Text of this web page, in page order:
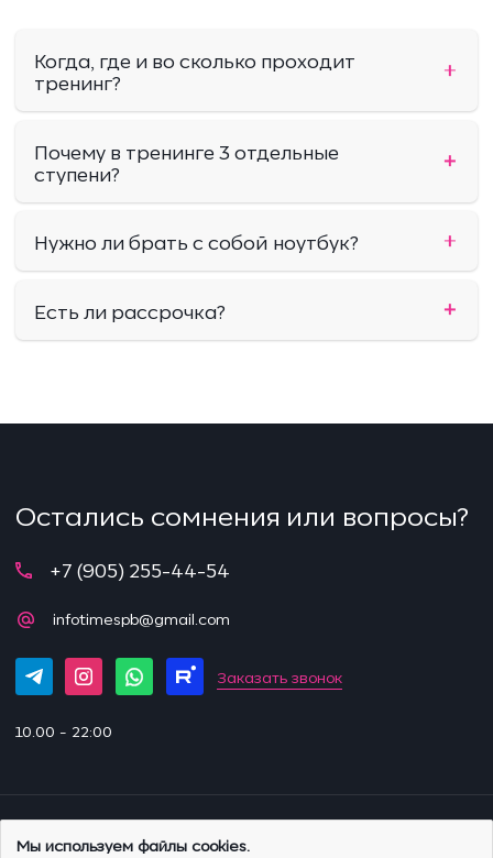
Когда, где и во сколько проходит
тренинг?
Почему в тренинге 3 отдельные
ступени?
Нужно ли брать с собой ноутбук?
Есть ли рассрочка?
Остались сомнения или вопросы?
+7 (905) 255-44-54
infotimespb@gmail.com
Заказать звонок
10.00 - 22:00
© 2002-2025 | «Парадокс»
Мы используем файлы cookies.